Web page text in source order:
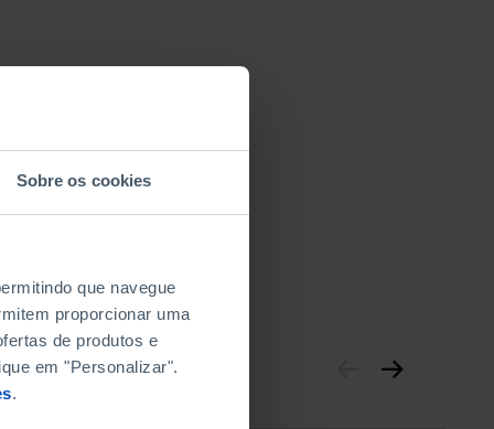
Sobre os cookies
que navegue
proporcionar uma
de produtos e
em "Personalizar".
.